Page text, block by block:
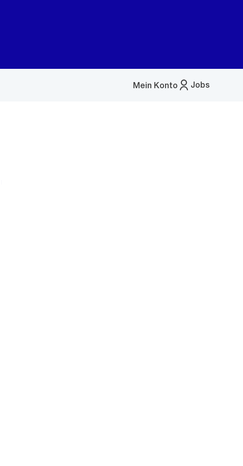
Jobs
Mein Konto
Menü